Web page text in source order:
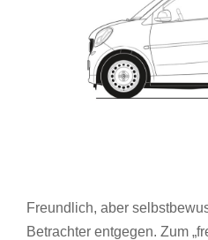
Freundlich, aber
Betrachter entgegen. Zum